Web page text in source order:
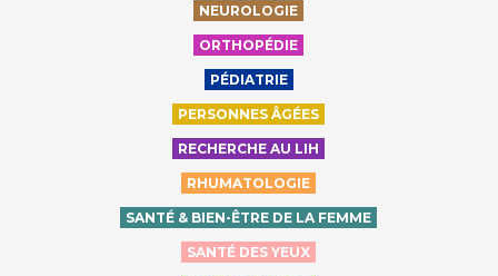
NEUROLOGIE
ORTHOPÉDIE
PÉDIATRIE
PERSONNES ÂGÉES
RECHERCHE AU LIH
RHUMATOLOGIE
SANTÉ & BIEN-ÊTRE DE LA FEMME
SANTÉ DES YEUX